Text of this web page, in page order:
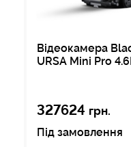
Відеокамера
URSA Mini Pro
327624 грн.
Під замовлення